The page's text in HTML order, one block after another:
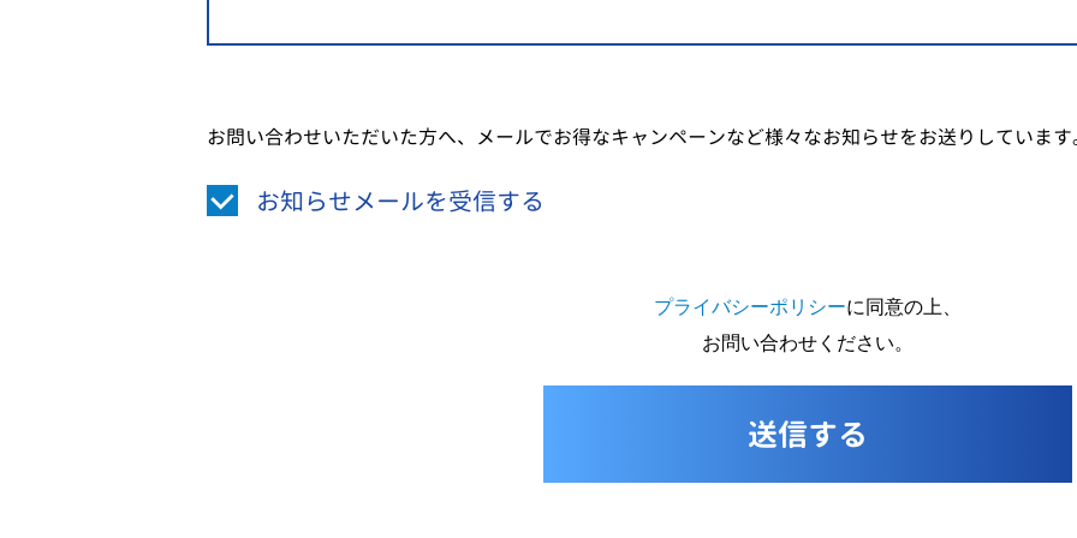
お問い合わせいただいた方へ、メールでお得なキャンペーンなど様々なお知らせをお送りしています
お知らせメールを受信する
プライバシーポリシーに同意の上、
お問い合わせください。